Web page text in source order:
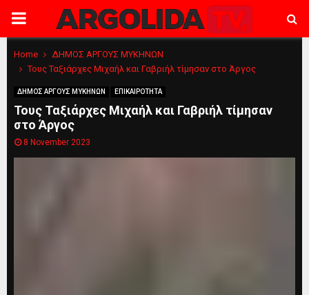
PRIMARY
MENU
Home
ΔΗΜΟΣ ΑΡΓΟΥΣ ΜΥΚΗΝΩΝ
Τους Ταξιάρχες Μιχαήλ και Γαβριήλ τίμησαν στο Άργος
ΔΗΜΟΣ ΑΡΓΟΥΣ ΜΥΚΗΝΩΝ ΕΠΙΚΑΙΡΟΤΗΤΑ
Τους Ταξιάρχες Μιχαήλ και Γαβριήλ τίμησαν
στο Άργος
8 November 2023